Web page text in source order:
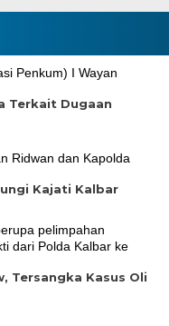
Terkait Dugaan
Kajati Kalbar
Tersangka Kasus Oli